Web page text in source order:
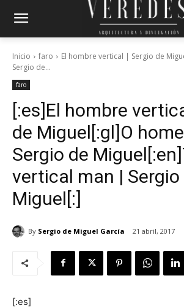
Inicio faro
El hombre vertical | Sergio de
Sergio de...
faro
[:es]El hombre
de Miguel[:gl]O
Sergio de
vertical man | Sergio
Miguel[:]
By Sergio de Miguel García 21 abril, 2017
[:es]